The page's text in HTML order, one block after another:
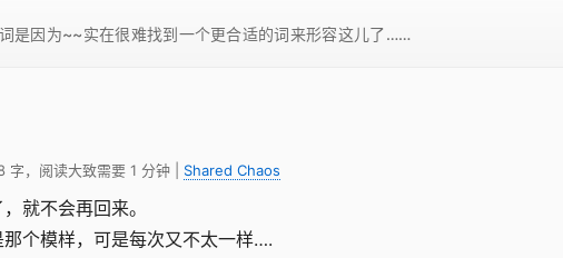
是因为~~实在很难找到一个更合适的词来形容这儿了……
字，阅读大致需要 1 分钟 Shared Chaos
就不会再回来。
个模样，可是每次又不太一样….